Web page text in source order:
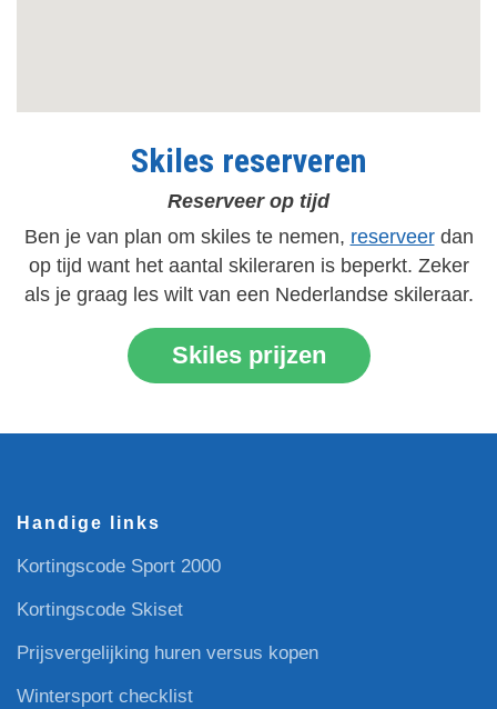
Skiles reserveren
Reserveer op tijd
Ben je van plan om skiles te nemen, reserveerdan
op tijd want het aantal skileraren is beperkt. Zeker
als je graag les wilt van een Nederlandse skileraar.
Skiles prijzen
Handige links
Kortingscode Sport 2000
Kortingscode Skiset
Prijsvergelijking huren versus kopen
Wintersport checklist